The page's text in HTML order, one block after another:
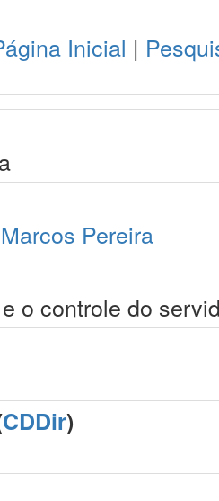
Inicial |
Pereira
o controle do
CDDir)